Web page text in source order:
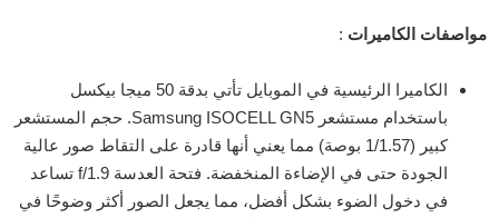
مواصفات الكاميرات :
الكاميرا الرئيسية في الموبايل تأتي بدقة 50 ميجا بيكسل
باستخدام مستشعر Samsung ISOCELL GN5. حجم المستشعر
كبير (1/1.57 بوصة) مما يعني أنها قادرة على التقاط صور عالية
الجودة حتى في الإضاءة المنخفضة. فتحة العدسة f/1.9 تساعد
في دخول الضوء بشكل أفضل، مما يجعل الصور أكثر وضوحًا في